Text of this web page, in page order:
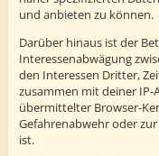
und anbieten zu können.
Darüber hinaus ist der
Interessenabwägung
den Interessen Dritter,
zusammen mit deiner IP-
übermittelter Browser-
Gefahrenabwehr oder
ist.